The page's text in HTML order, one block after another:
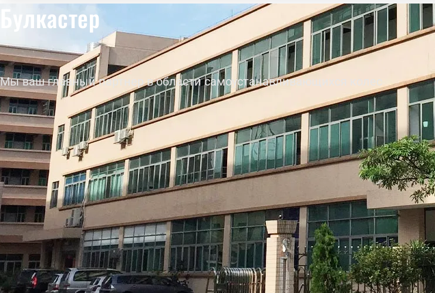
Булкастер
Мы ваш главный партнер в области самоустанавливающихся колес